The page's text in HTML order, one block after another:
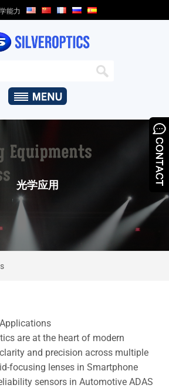
能力
光学应用
are at the heart of modern
and precision across multiple
focusing lenses in Smartphone
sensors in Automotive ADAS